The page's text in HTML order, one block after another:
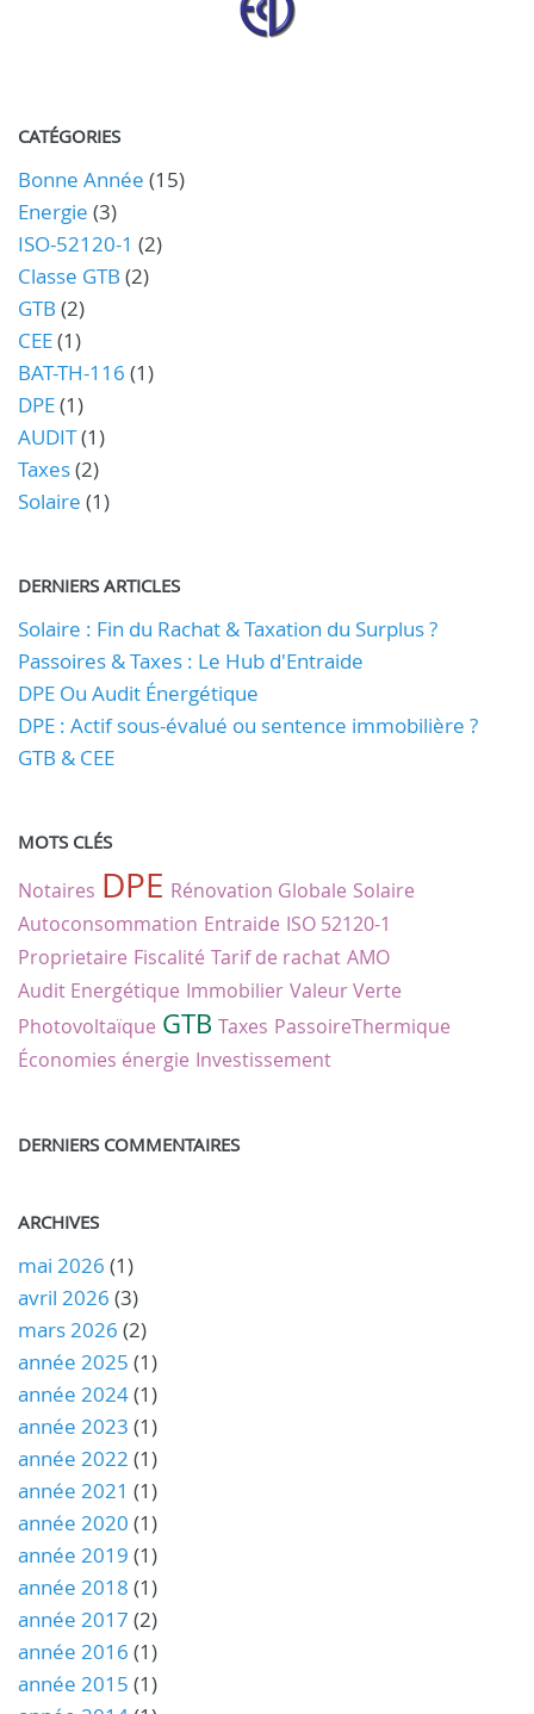
CATÉGORIES
Bonne Année (15)
Energie (3)
ISO-52120-1 (2)
Classe GTB (2)
GTB (2)
CEE(1)
BAT-TH-116 (1)
DPE(1)
AUDIT(1)
Taxes(2)
Solaire (1)
DERNIERS ARTICLES
Solaire : Fin du Rachat & Taxation du Surplus ?
Passoires & Taxes : Le Hub d'Entraide
DPE Ou Audit Énergétique
DPE : Actif sous-évalué ou sentence immobilière ?
GTB & CEE
MOTS CLÉS
Notaires DPE Rénovation Globale Solaire
Autoconsommation Entraide ISO 52120-1
Proprietaire Fiscalité Tarif de rachat AMO
Audit Energétique Immobilier Valeur Verte
Photovoltaïque GTB Taxes PassoireThermique
Économies énergie Investissement
DERNIERS COMMENTAIRES
ARCHIVES
mai 2026 (1)
avril 2026 (3)
mars 2026 (2)
année 2025 (1)
année 2024(1)
année 2023 (1)
année 2022 (1)
année 2021 (1)
année 2020 (1)
année 2019 (1)
année 2018 (1)
année 2017 (2)
année 2016 (1)
année 2015 (1)